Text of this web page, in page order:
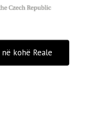
kohë Reale